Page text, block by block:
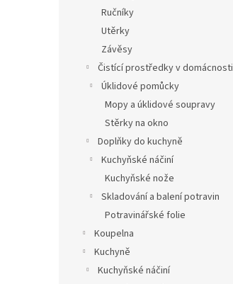
Ručníky
Utěrky
Závěsy
Čistící prostředky v domácnosti
Úklidové pomůcky
Mopy a úklidové soupravy
Stěrky na okno
Doplňky do kuchyně
Kuchyňské náčiní
Kuchyňské nože
Skladování a balení potravin
Potravinářské folie
Koupelna
Kuchyně
Kuchyňské náčiní